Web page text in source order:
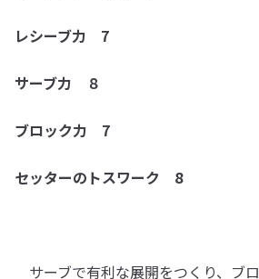
レシーブ力 7
サーブ力 ８
ブロック力 7
セッターのトスワーク 8
サーブで有利な展開をつくり、ブ